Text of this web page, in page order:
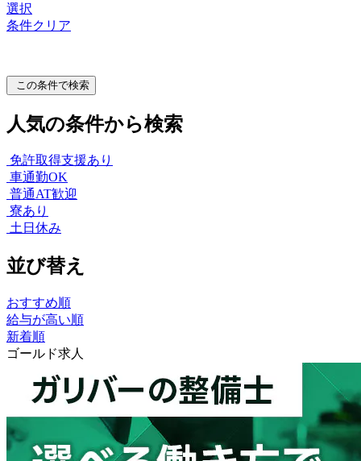
選択
条件クリア
この条件で検索
人気の条件から検索
免許取得支援あり
車通勤OK
普通AT歓迎
寮あり
土日休み
並び替え
おすすめ順
給与が高い順
新着順
ゴールド求人